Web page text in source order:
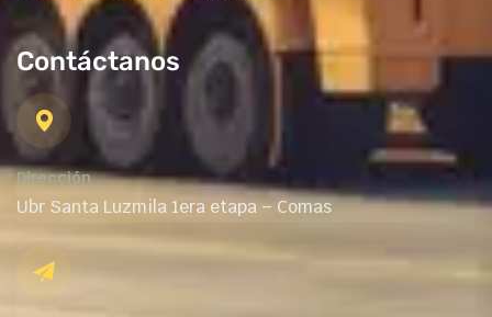
Contáctanos
Dirección
Ubr Santa Luzmila 1era etapa – Comas